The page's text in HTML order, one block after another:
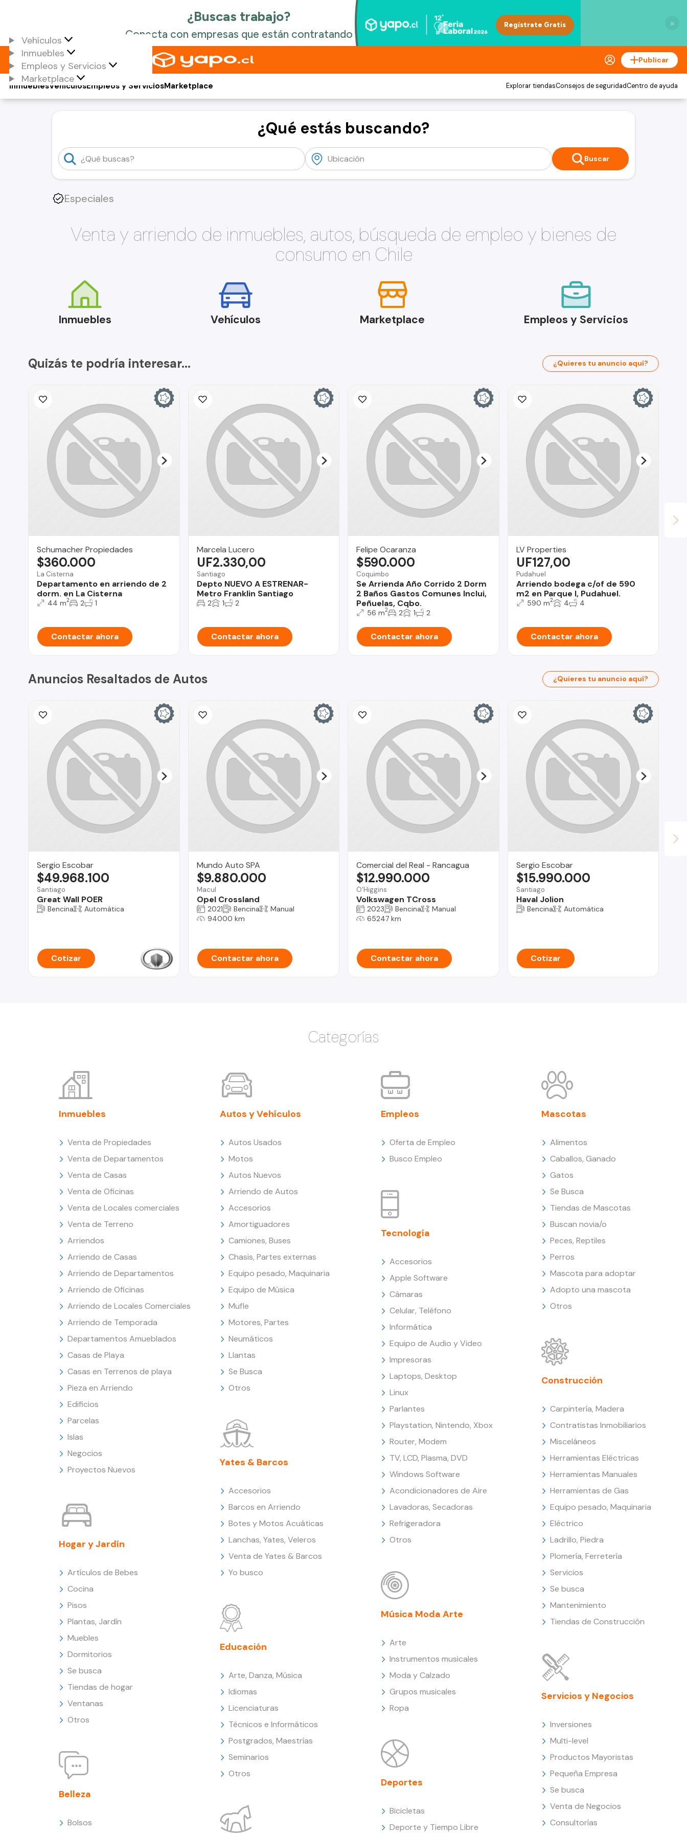
×
Vehículos
Inmuebles
Empleos y Servicios
Marketplace
Publicar
Vehículos
Inmuebles Empleos y ServiciosMarketplace Explorar tiendasConsejos de seguridadCentro de ayuda
¿Qué estás buscando?
Buscar
Especiales
Venta y arriendo de inmuebles, autos, búsqueda de empleo y bienes de
consumo en Chile
Inmuebles Vehículos Marketplace Empleos y Servicios
Quizás te podría interesar... ¿Quieres tu anuncio aquí?
Schumacher Propiedades
La Cisterna
Departamento en arriendo de 2
dorm. en La Cisterna
$360.000
44 m2 2 1
Contactar ahora
Marcela Lucero
Santiago
Depto NUEVO A ESTRENAR-
Metro Franklin Santiago
UF2.330,00
2 1 2
Contactar ahora
Felipe Ocaranza
Coquimbo
Se Arrienda Año Corrido 2 Dorm
2 Baños Gastos Comunes Inclui,
Peñuelas, Cqbo.
$590.000
56 m2 2 1 2
Contactar ahora
LV Properties
Pudahuel
Arriendo bodega c/of de 590
m2 en Parque I, Pudahuel.
UF127,00
590 m2 4 4
Contactar ahora
Anuncios Resaltados de Autos ¿Quieres tu anuncio aquí?
Sergio Escobar
Santiago
Great Wall POER
$49.968.100
Bencina Automática
Cotizar
Mundo Auto SPA
Macul
Opel Crossland
$9.880.000
2021 Bencina
Manual
94000 km
Contactar ahora
Comercial del Real - Rancagua
O'Higgins
Volkswagen TCross
$12.990.000
2023 Bencina
Manual
65247 km
Contactar ahora
Sergio Escobar
Santiago
Haval Jolion
$15.990.000
Bencina Automática
Cotizar
Categorías
Inmuebles
Venta de Propiedades
Venta de Departamentos
Venta de Casas
Venta de Oficinas
Venta de Locales comerciales
Venta de Terreno
Arriendos
Arriendo de Casas
Arriendo de Departamentos
Arriendo de Oficinas
Arriendo de Locales Comerciales
Arriendo de Temporada
Departamentos Amueblados
Casas de Playa
Casas en Terrenos de playa
Pieza en Arriendo
Edificios
Parcelas
Islas
Negocios
Proyectos Nuevos
Hogar y Jardín
Artículos de Bebes
Cocina
Pisos
Plantas, Jardín
Muebles
Dormitorios
Se busca
Tiendas de hogar
Ventanas
Otros
Belleza
Bolsos
Autos y Vehículos
Autos Usados
Motos
Autos Nuevos
Arriendo de Autos
Accesorios
Amortiguadores
Camiones, Buses
Chasis, Partes externas
Equipo pesado, Maquinaria
Equipo de Música
Mufle
Motores, Partes
Neumáticos
Llantas
Se Busca
Otros
Yates & Barcos
Accesorios
Barcos en Arriendo
Botes y Motos Acuáticas
Lanchas, Yates, Veleros
Venta de Yates & Barcos
Yo busco
Educación
Arte, Danza, Música
Idiomas
Licenciaturas
Técnicos e Informáticos
Postgrados, Maestrías
Seminarios
Otros
Empleos
Oferta de Empleo
Busco Empleo
Tecnología
Accesorios
Apple Software
Cámaras
Celular, Teléfono
Informática
Equipo de Audio y Video
Impresoras
Laptops, Desktop
Linux
Parlantes
Playstation, Nintendo, Xbox
Router, Modem
TV, LCD, Plasma, DVD
Windows Software
Acondicionadores de Aire
Lavadoras, Secadoras
Refrigeradora
Otros
Música Moda Arte
Arte
Instrumentos musicales
Moda y Calzado
Grupos musicales
Ropa
Deportes
Bicicletas
Deporte y Tiempo Libre
Mascotas
Alimentos
Caballos, Ganado
Gatos
Se Busca
Tiendas de Mascotas
Buscan novia/o
Peces, Reptiles
Perros
Mascota para adoptar
Adopto una mascota
Otros
Construcción
Carpintería, Madera
Contratistas Inmobiliarios
Misceláneos
Herramientas Eléctricas
Herramientas Manuales
Herramientas de Gas
Equipo pesado, Maquinaria
Eléctrico
Ladrillo, Piedra
Plomería, Ferretería
Servicios
Se busca
Mantenimiento
Tiendas de Construcción
Servicios y Negocios
Inversiones
Multi-level
Productos Mayoristas
Pequeña Empresa
Se busca
Venta de Negocios
Consultorías